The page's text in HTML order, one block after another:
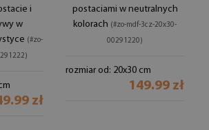
i
w
(#zo-
zł
postaciami w neutralnych
kolorach (#zo-mdf-3cz-20x30-
00291220)
rozmiar od: 20x30 cm
149.99 zł